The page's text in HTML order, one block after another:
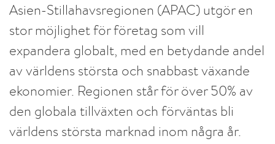
Asien-Stillahavsregionen (APAC) utgör en
stor möjlighet för företag som vill
expandera globalt, med en betydande andel
av världens största och snabbast växande
ekonomier. Regionen står för över 50% av
den globala tillväxten och förväntas bli
världens största marknad inom några år.